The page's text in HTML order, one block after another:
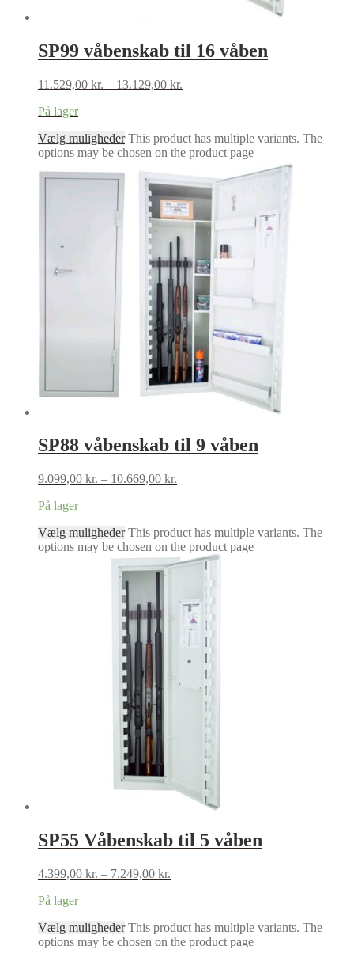
SP99 våbenskab til 16 våben
11.529,00 kr. – 13.129,00 kr.
På lager
Vælg mulighederThis product has multiple variants. The
options may be chosen on the product page
SP88 våbenskab til 9 våben
9.099,00 kr. – 10.669,00 kr.
På lager
Vælg mulighederThis product has multiple variants. The
options may be chosen on the product page
SP55 Våbenskab til 5 våben
4.399,00 kr. – 7.249,00 kr.
På lager
Vælg mulighederThis product has multiple variants. The
options may be chosen on the product page